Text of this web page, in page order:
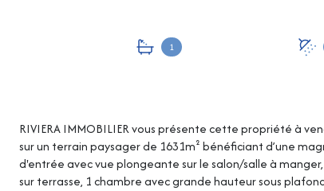
1
RIVIERA IMMOBILIER vous présente cette propriété à
sur un terrain paysager de 1631m² bénéficiant d’une
d'entrée avec vue plongeante sur le salon/salle à
sur terrasse, 1 chambre avec grande hauteur sous